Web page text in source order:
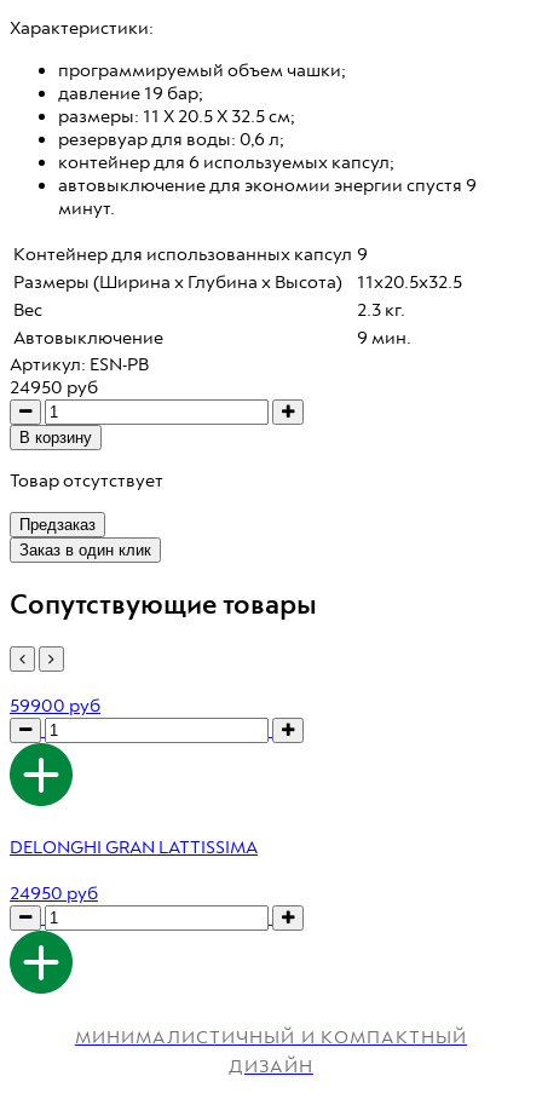
Характеристики:
программируемый объем чашки;
давление 19 бар;
размеры: 11 X 20.5 X 32.5 см;
резервуар для воды: 0,6 л;
контейнер для 6 используемых капсул;
автовыключение для экономии энергии спустя 9
минут.
Контейнер для использованных капсул 9
Размеры (Ширина х Глубина х Высота)
11x20.5x32.5
Вес
2.3 кг.
Автовыключение
9 мин.
Артикул: ESN-PB
24950 руб
В корзину
Товар отсутствует
Предзаказ
Заказ в один клик
Сопутствующие товары
59900 руб
DELONGHI GRAN LATTISSIMA
24950 руб
МИНИМАЛИСТИЧНЫЙ И КОМПАКТНЫЙ
ДИЗАЙН